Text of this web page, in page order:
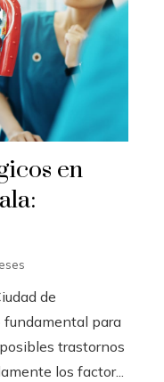
en
de
fundamental para
trastornos
los factor...